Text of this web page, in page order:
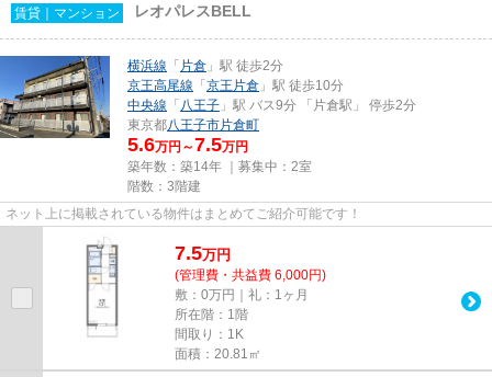
賃貸｜マンション レオパレスBELL
横浜線 「 片倉 」駅 徒歩2分
京王高尾線 「京王片倉 」駅 徒歩10分
中央線 「 八王子 」駅 バス9分 「片倉駅」 停歩2分
東京都八王子市片倉町
5.6万円～7.5万円
築年数：築14年 ｜募集中： 2室
階数：3階建
ネット上に掲載されている物件はまとめてご紹介可能です！
7.5万円
(管理費・共益費 6,000円)
敷：0万円｜礼：1ヶ月
所在階：1階
間取り：1K
面積：20.81㎡